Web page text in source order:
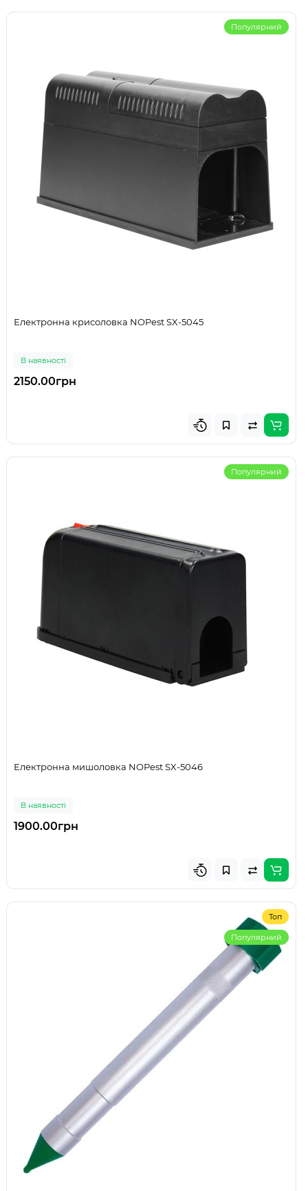
Популярний
Електронна крисоловка NOPest SX-5045
В наявності
2150.00грн
Популярний
Електронна мишоловка NOPest SX-5046
В наявності
1900.00грн
Топ
Популярний